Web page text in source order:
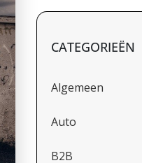
CATEGORIEËN
Algemeen
Auto
B2B